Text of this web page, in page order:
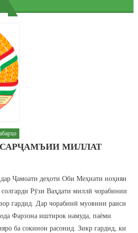
МИЛЛАТ
Ҷамоати деҳоти Оби Меҳнати ноҳияи
Рӯзи Ваҳдати миллӣ чорабинии
гардид. Дар чорабинӣ муовини раиси
Фарзона иштирок намуда, паёми
ба сокинон расонид. Зикр гардид, ки